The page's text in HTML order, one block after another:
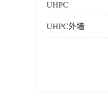
UHPC
UHPC外墙